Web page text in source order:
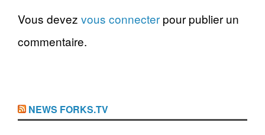
Vous devez vous connecter pour publier un
commentaire.
NEWS FORKS.TV